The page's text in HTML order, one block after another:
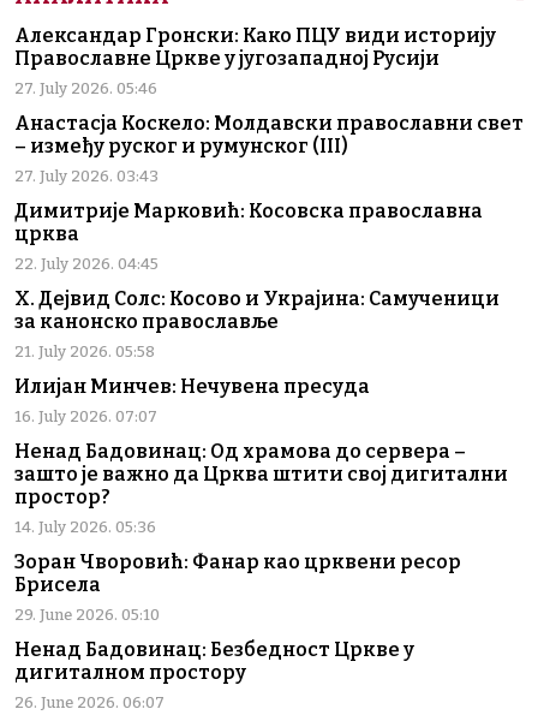
Александар Гронски: Како ПЦУ види историју
Православне Цркве у југозападној Русији
27. July 2026. 05:46
Анастасја Коскело: Молдавски православни свет
– између руског и румунског (III)
27. July 2026. 03:43
Димитрије Марковић: Косовска православна
црква
22. July 2026. 04:45
Х. Дејвид Солс: Косово и Украјина: Самученици
за канонско православље
21. July 2026. 05:58
Илијан Минчев: Нечувена пресуда
16. July 2026. 07:07
Ненад Бадовинац: Од храмова до сервера –
зашто је важно да Црква штити свој дигитални
простор?
14. July 2026. 05:36
Зоран Чворовић: Фанар као црквени ресор
Брисела
29. June 2026. 05:10
Ненад Бадовинац: Безбедност Цркве у
дигиталном простору
26. June 2026. 06:07